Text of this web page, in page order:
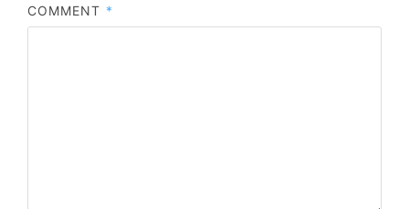
COMMENT *